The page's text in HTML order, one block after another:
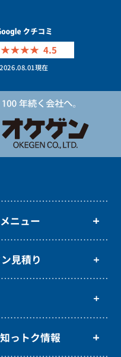
4.5
2026.08.01現在
ニュー
見積り
っトク情報